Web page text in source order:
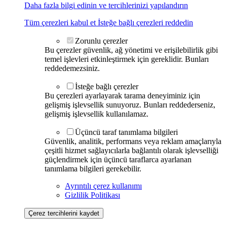
Daha fazla bilgi edinin ve tercihlerinizi yapılandırın
Tüm çerezleri kabul et İsteğe bağlı çerezleri reddedin
Zorunlu çerezler
Bu çerezler güvenlik, ağ yönetimi ve erişilebilirlik gibi
temel işlevleri etkinleştirmek için gereklidir. Bunları
reddedemezsiniz.
İsteğe bağlı çerezler
Bu çerezleri ayarlayarak tarama deneyiminiz için
gelişmiş işlevsellik sunuyoruz. Bunları reddederseniz,
gelişmiş işlevsellik kullanılamaz.
Üçüncü taraf tanımlama bilgileri
Güvenlik, analitik, performans veya reklam amaçlarıyla
çeşitli hizmet sağlayıcılarla bağlantılı olarak işlevselliği
güçlendirmek için üçüncü taraflarca ayarlanan
tanımlama bilgileri gerekebilir.
Ayrıntılı çerez kullanımı
Gizlilik Politikası
Çerez tercihlerini kaydet